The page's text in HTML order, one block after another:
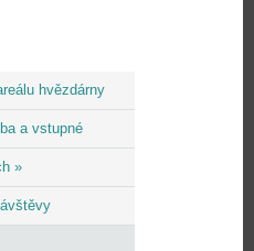
hvězdárny
a vstupné
»